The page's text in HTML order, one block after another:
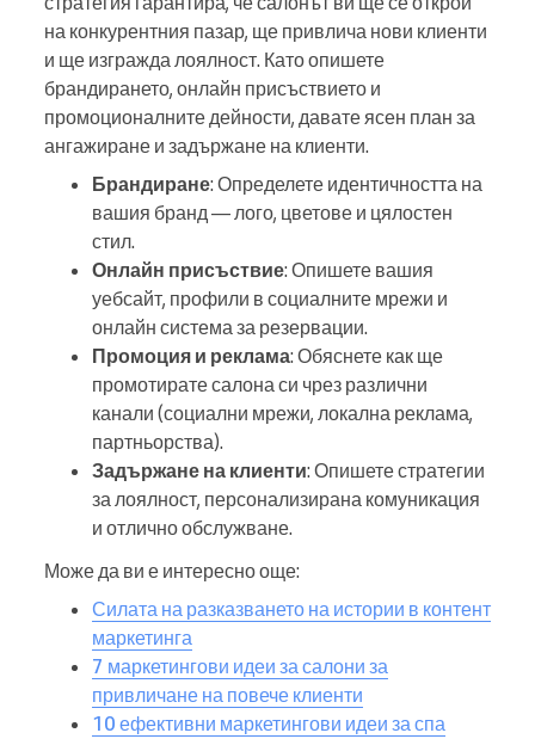
на конкурентния пазар, ще привлича нови клиенти
и ще изгражда лоялност. Като опишете
брандирането, онлайн присъствието и
промоционалните дейности, давате ясен план за
ангажиране и задържане на клиенти.
Брандиране: Определете идентичността на
вашия бранд — лого, цветове и цялостен
стил.
Онлайн присъствие: Опишете вашия
уебсайт, профили в социалните мрежи и
онлайн система за резервации.
Промоция и реклама: Обяснете как ще
промотирате салона си чрез различни
канали (социални мрежи, локална реклама,
партньорства).
Задържане на клиенти: Опишете стратегии
за лоялност, персонализирана комуникация
и отлично обслужване.
Може да ви е интересно още:
Силата на разказването на истории в контент
маркетинга
7 маркетингови идеи за салони за
привличане на повече клиенти
10 ефективни маркетингови идеи за спа